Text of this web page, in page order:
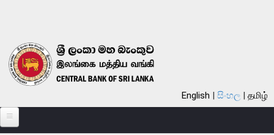
English සිංහල தமிழ்